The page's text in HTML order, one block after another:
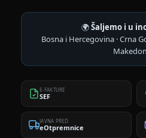
🌍Šaljemo i u
Bosna i Hercegovina · Crna
E-FAKTURE
SEF
JAVNA PRED.
eOtpremnice